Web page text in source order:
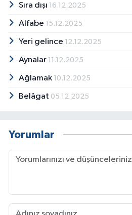
Sıra dışı 16.12.2025
Alfabe 15.12.2025
Yeri gelince 12.12.2025
Aynalar 11.12.2025
Ağlamak 10.12.2025
Belâgat 05.12.2025
Yorumlar